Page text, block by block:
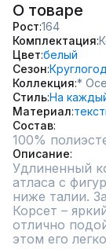
О товаре
Рост 164
Комплектация
Цвет белый
Сезон
Коллекция *
СтильНа
Материал
Состав
100%
Описание
Удлиненный
атласа с
ниже талии.
Корсет –
отлично
этом его